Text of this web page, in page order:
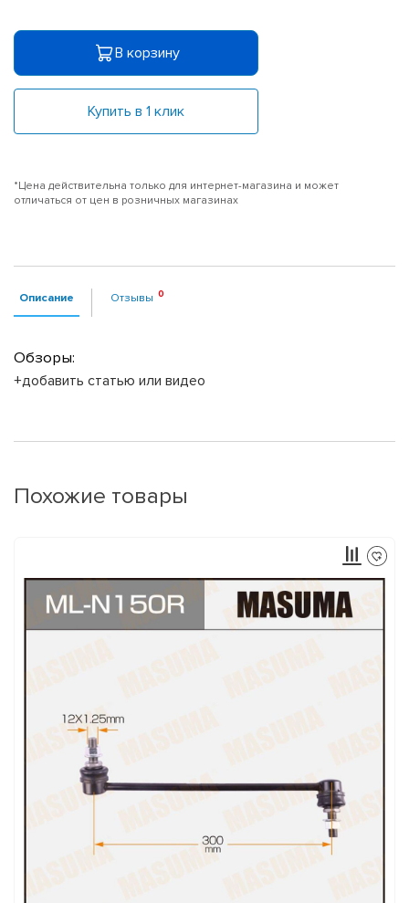
В корзину
Купить в 1 клик
*Цена действительна только для интернет-магазина и может
отличаться от цен в розничных магазинах
Описание Отзывы
Обзоры:
+добавить статью или видео
Похожие товары